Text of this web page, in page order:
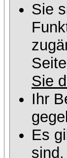
Sie
Sie
Ihr
Es